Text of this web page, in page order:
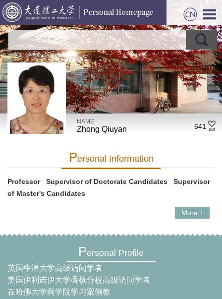
NAME
Zhong Qiuyan 641
PErsonal Information
Professor Supervisor of Doctorate Candidates Supervisor
of Master's Candidates
More +
Personal Profile
英国牛津大学高级访问学者
美国伊利诺伊大学香槟分校高级访问学者
在哈佛大学商学院学习案例教